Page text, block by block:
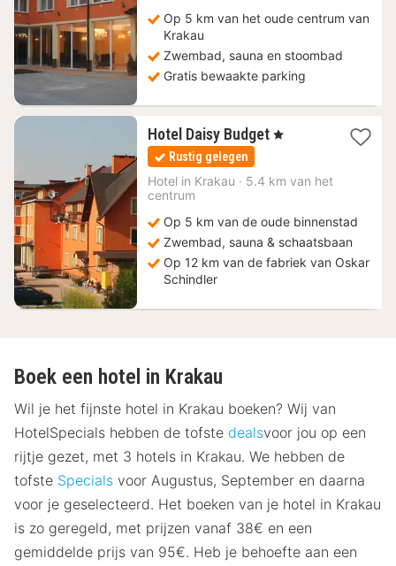
Op 5 km van het oude centrum van
Krakau
Zwembad, sauna en stoombad
Gratis bewaakte parking
Hotel Daisy Budget 1
37,43
, 1 Sterren
Rustig gelegen
Hotel in Krakau · 5.4 km van het
centrum
Op 5 km van de oude binnenstad
Zwembad, sauna & schaatsbaan
Op 12 km van de fabriek van Oskar
Schindler
Boek een hotel in Krakau
Wil je het fijnste hotel in Krakau boeken? Wij van
HotelSpecials hebben de tofste dealsvoor jou op een
rijtje gezet, met 3 hotels in Krakau. We hebben de
tofste Specials voor Augustus, September en daarna
voor je geselecteerd. Het boeken van je hotel in Krakau
is zo geregeld, met prijzen vanaf 38€ en een
gemiddelde prijs van 95€. Heb je behoefte aan een